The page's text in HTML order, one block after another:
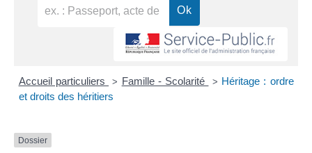
Accueil particuliers > Famille - Scolarité > Héritage : ordre
et droits des héritiers
Dossier